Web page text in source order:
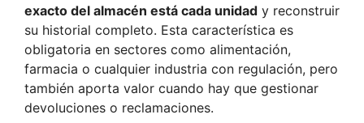
exacto del almacén está cada unidad y reconstruir
su historial completo. Esta característica es
obligatoria en sectores como alimentación,
farmacia o cualquier industria con regulación, pero
también aporta valor cuando hay que gestionar
devoluciones o reclamaciones.